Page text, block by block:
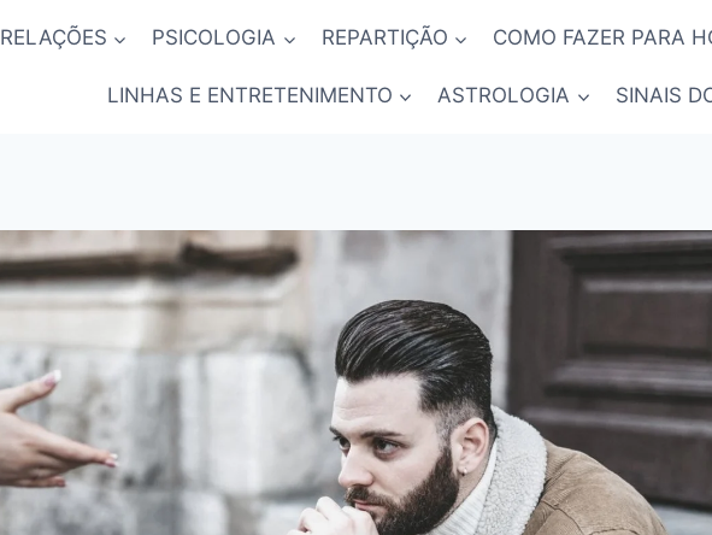
RELAÇÕES PSICOLOGIA REPARTIÇÃO COMO FAZER PARA
LINHAS E ENTRETENIMENTO ASTROLOGIA SINAIS